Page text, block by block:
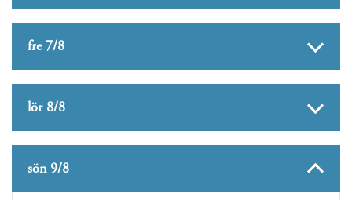
fre 7/8
lör 8/8
sön 9/8